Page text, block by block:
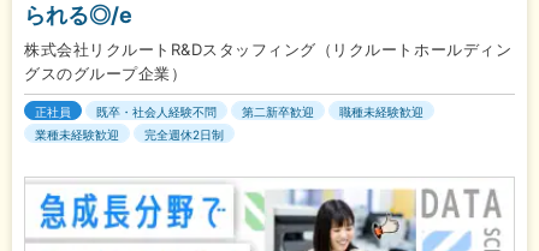
られる◎/e
株式会社リクルートR&Dスタッフィング（リクルートホールディン
グスのグループ企業）
正社員 既卒・社会人経験不問 第二新卒歓迎
職種未経験歓迎
業種未経験歓迎
完全週休2日制